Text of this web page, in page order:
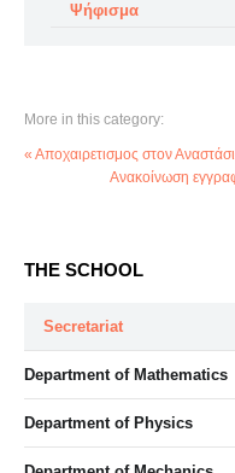
Ψήφισμα
More in this category:
« Αποχαιρετισμος στον
Ανακοίνωση
THE SCHOOL
Secretariat
Department of Mathematics
Department of Physics